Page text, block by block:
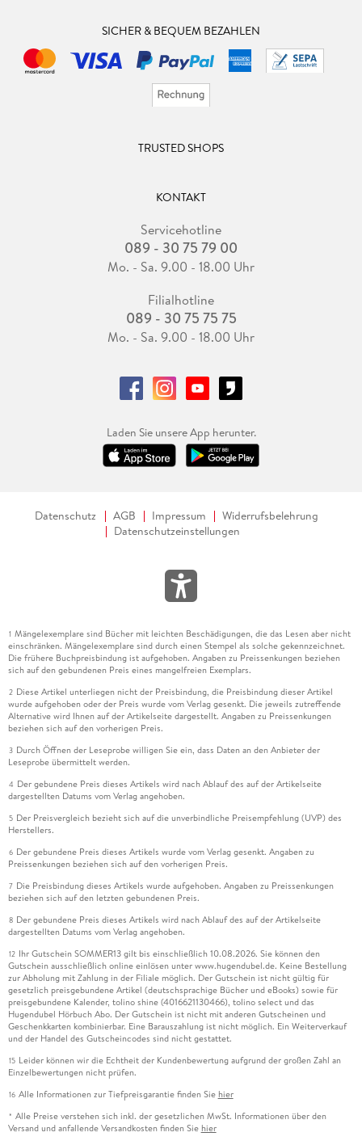
SICHER & BEQUEM BEZAHLEN
TRUSTED SHOPS
KONTAKT
Servicehotline
089 - 30 75 79 00
Mo. - Sa. 9.00 - 18.00 Uhr
Filialhotline
089 - 30 75 75 75
Mo. - Sa. 9.00 - 18.00 Uhr
Laden Sie unsere App herunter.
Datenschutz AGB Impressum
Widerrufsbelehrung
Datenschutzeinstellungen
1 Mängelexemplare sind Bücher mit leichten Beschädigungen, die das Lesen aber nicht
einschränken. Mängelexemplare sind durch einen Stempel als solche gekennzeichnet.
Die frühere Buchpreisbindung ist aufgehoben. Angaben zu Preissenkungen beziehen
sich auf den gebundenen Preis eines mangelfreien Exemplars.
2 Diese Artikel unterliegen nicht der Preisbindung, die Preisbindung dieser Artikel
wurde aufgehoben oder der Preis wurde vom Verlag gesenkt. Die jeweils zutreffende
Alternative wird Ihnen auf der Artikelseite dargestellt. Angaben zu Preissenkungen
beziehen sich auf den vorherigen Preis.
3 Durch Öffnen der Leseprobe willigen Sie ein, dass Daten an den Anbieter der
Leseprobe übermittelt werden.
4 Der gebundene Preis dieses Artikels wird nach Ablauf des auf der Artikelseite
dargestellten Datums vom Verlag angehoben.
5 Der Preisvergleich bezieht sich auf die unverbindliche Preisempfehlung (UVP) des
Herstellers.
6 Der gebundene Preis dieses Artikels wurde vom Verlag gesenkt. Angaben zu
Preissenkungen beziehen sich auf den vorherigen Preis.
7 Die Preisbindung dieses Artikels wurde aufgehoben. Angaben zu Preissenkungen
beziehen sich auf den letzten gebundenen Preis.
8 Der gebundene Preis dieses Artikels wird nach Ablauf des auf der Artikelseite
dargestellten Datums vom Verlag angehoben.
12 Ihr Gutschein SOMMER13 gilt bis einschließlich 10.08.2026. Sie können den
Gutschein ausschließlich online einlösen unter www.hugendubel.de. Keine Bestellung
zur Abholung mit Zahlung in der Filiale möglich. Der Gutschein ist nicht gültig für
gesetzlich preisgebundene Artikel (deutschsprachige Bücher und eBooks) sowie für
preisgebundene Kalender, tolino shine (4016621130466), tolino select und das
Hugendubel Hörbuch Abo. Der Gutschein ist nicht mit anderen Gutscheinen und
Geschenkkarten kombinierbar. Eine Barauszahlung ist nicht möglich. Ein Weiterverkauf
und der Handel des Gutscheincodes sind nicht gestattet.
15 Leider können wir die Echtheit der Kundenbewertung aufgrund der großen Zahl an
Einzelbewertungen nicht prüfen.
16 Alle Informationen zur Tiefpreisgarantie finden Sie hier
* Alle Preise verstehen sich inkl. der gesetzlichen MwSt. Informationen über den
Versand und anfallende Versandkosten finden Sie hier